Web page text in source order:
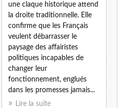
une claque historique attend
la droite traditionnelle. Elle
confirme que les Français
veulent débarrasser le
paysage des affairistes
politiques incapables de
changer leur
fonctionnement, englués
dans les promesses jamais...
Lire la suite